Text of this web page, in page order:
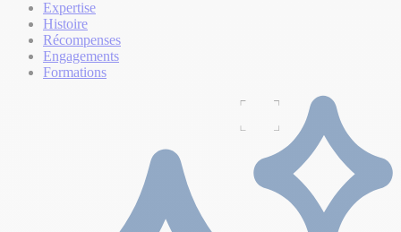
Expertise
Histoire
Récompenses
Engagements
Formations